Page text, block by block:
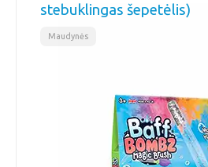
stebuklingas šepetėlis)
Maudynės